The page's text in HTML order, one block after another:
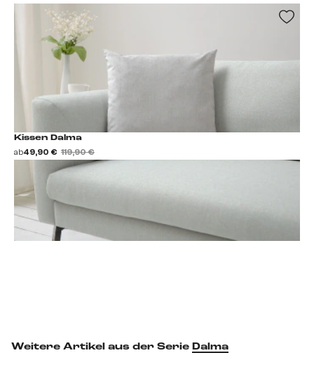
Kissen Dalma
ab49,90 € 119,90 €
Weitere Artikel aus der Serie Dalma